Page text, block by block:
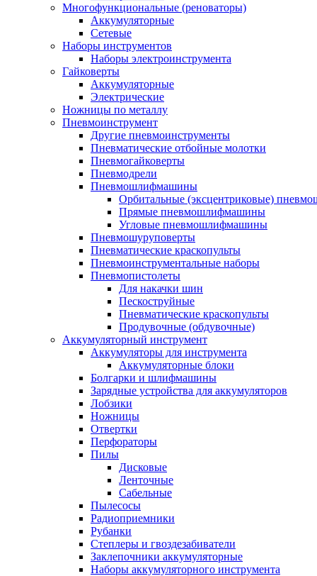
Многофункциональные (реноваторы)
Аккумуляторные
Сетевые
Наборы инструментов
Наборы электроинструмента
Гайковерты
Аккумуляторные
Электрические
Ножницы по металлу
Пневмоинструмент
Другие пневмоинструменты
Пневматические отбойные молотки
Пневмогайковерты
Пневмодрели
Пневмошлифмашины
Орбитальные (эксцентриковые)
Прямые пневмошлифмашины
Угловые пневмошлифмашины
Пневмошуруповерты
Пневматические краскопульты
Пневмоинструментальные наборы
Пневмопистолеты
Для накачки шин
Пескоструйные
Пневматические краскопульты
Продувочные (обдувочные)
Аккумуляторный инструмент
Аккумуляторы для инструмента
Аккумуляторные блоки
Болгарки и шлифмашины
Зарядные устройства для аккумуляторов
Лобзики
Ножницы
Отвертки
Перфораторы
Пилы
Дисковые
Ленточные
Сабельные
Пылесосы
Радиоприемники
Рубанки
Степлеры и гвоздезабиватели
Заклепочники аккумуляторные
Наборы аккумуляторного инструмента